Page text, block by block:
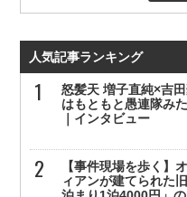
人気記事ランキング
怒髪天 増子直純×吉
はもともと愚連隊み
｜インタビュー
【事件現場を歩く】
ィアンが建てられた